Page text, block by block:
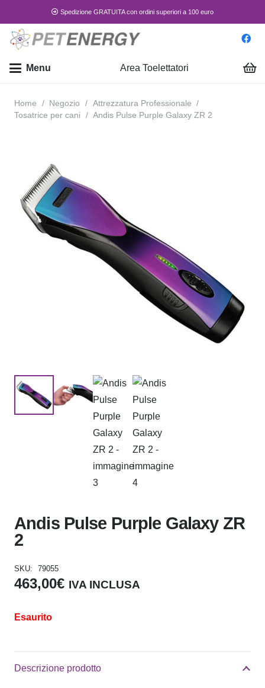
Spedizione GRATUITA con ordini superiori a 100 euro
Menu Area Toelettatori
Home / Negozio / Attrezzatura Professionale /
Tosatrice per cani
/ Andis Pulse Purple Galaxy ZR 2
Andis Pulse Purple Galaxy ZR
2
SKU: 79055
463,00€ IVA INCLUSA
Esaurito
Descrizione prodotto